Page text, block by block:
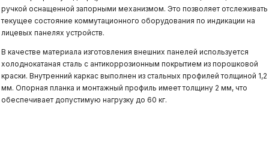
ручкой оснащенной запорными механизмом. Это позволяет отслеживать
текущее состояние коммутационного оборудования по индикации на
лицевых панелях устройств.
В качестве материала изготовления внешних панелей используется
холоднокатаная сталь с антикоррозионным покрытием из порошковой
краски. Внутренний каркас выполнен из стальных профилей толщиной 1,2
мм. Опорная планка и монтажный профиль имеет толщину 2 мм, что
обеспечивает допустимую нагрузку до 60 кг.